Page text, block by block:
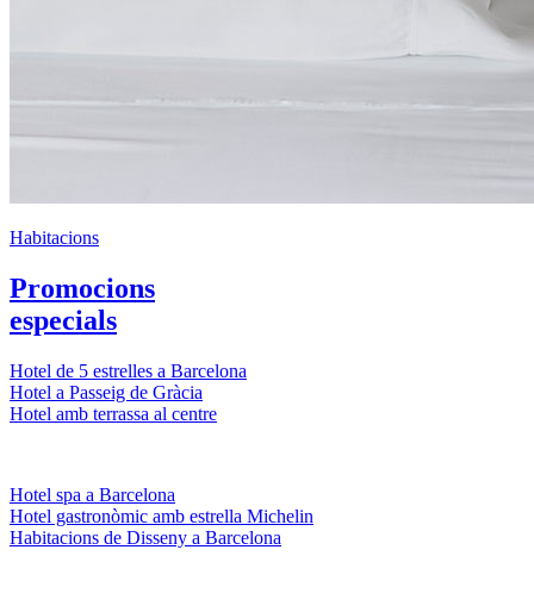
Habitacions
Promocions
especials
Hotel de 5 estrelles a Barcelona
Hotel a Passeig de Gràcia
Hotel amb terrassa al centre
Hotel spa a Barcelona
Hotel gastronòmic amb estrella Michelin
Habitacions de Disseny a Barcelona